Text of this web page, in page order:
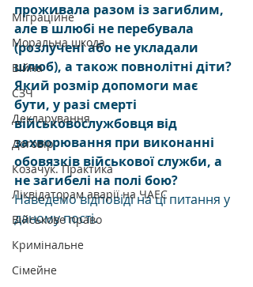
Міграційне
Моральна шкода
Війна
СЗЧ
Декларування
Договір
Козачук. Практика
Ліквідаторам аварії на ЧАЕС
Військове право
Кримінальне
Сімейне
проживала разом із загиблим,
але в шлюбі не перебувала
(розлучені або не укладали
шлюб), а також повнолітні діти?
Який розмір допомоги має
бути, у разі смерті
військовослужбовця від
захворювання при виконанні
обовязків військової служби, а
не загибелі на полі бою?
Наведемо відповіді на ці питання у
даному пості.